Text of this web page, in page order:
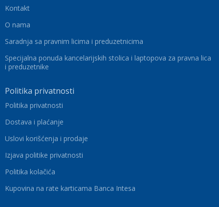
Kontakt
O nama
Saradnja sa pravnim licima i preduzetnicima
Specijalna ponuda kancelarijskih stolica i laptopova za pravna lica
i preduzetnike
Politika privatnosti
Politika privatnosti
Dostava i plaćanje
Uslovi korišćenja i prodaje
Izjava politike privatnosti
Politika kolačića
Kupovina na rate karticama Banca Intesa